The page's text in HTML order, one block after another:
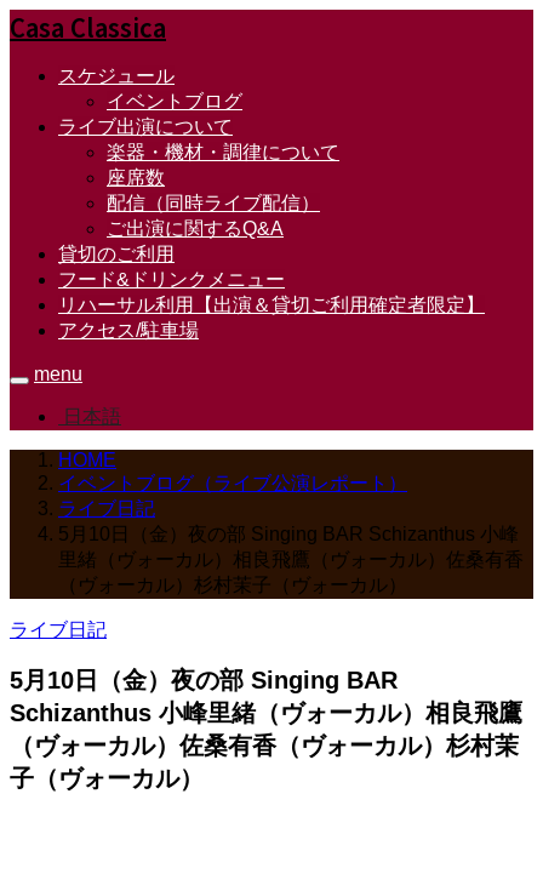
Casa Classica
スケジュール
イベントブログ
ライブ出演について
楽器・機材・調律について
座席数
配信（同時ライブ配信）
ご出演に関するQ&A
貸切のご利用
フード&ドリンクメニュー
リハーサル利用【出演＆貸切ご利用確定者限定】
アクセス/駐車場
menu
日本語
HOME
イベントブログ（ライブ公演レポート）
ライブ日記
5月10日（金）夜の部 Singing BAR Schizanthus 小峰
里緒（ヴォーカル）相良飛鷹（ヴォーカル）佐桑有香
（ヴォーカル）杉村茉子（ヴォーカル）
ライブ日記
5月10日（金）夜の部 Singing BAR
Schizanthus 小峰里緒（ヴォーカル）相良飛鷹
（ヴォーカル）佐桑有香（ヴォーカル）杉村茉
子（ヴォーカル）